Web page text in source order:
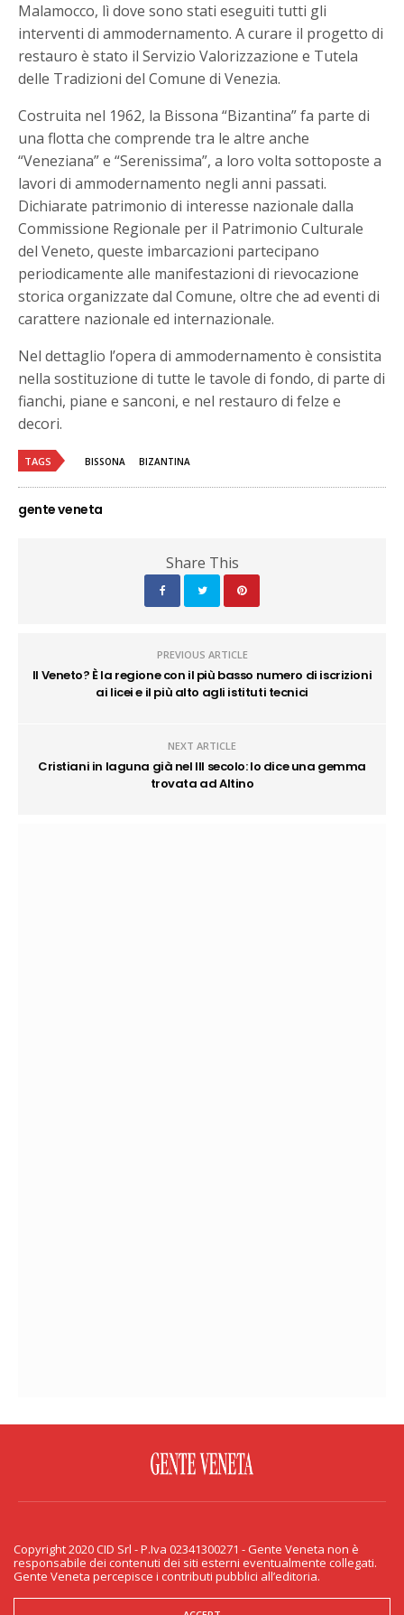
Malamocco, lì dove sono stati eseguiti tutti gli
interventi di ammodernamento. A curare il progetto di
restauro è stato il Servizio Valorizzazione e Tutela
delle Tradizioni del Comune di Venezia.
Costruita nel 1962, la Bissona “Bizantina” fa parte di
una flotta che comprende tra le altre anche
“Veneziana” e “Serenissima”, a loro volta sottoposte a
lavori di ammodernamento negli anni passati.
Dichiarate patrimonio di interesse nazionale dalla
Commissione Regionale per il Patrimonio Culturale
del Veneto, queste imbarcazioni partecipano
periodicamente alle manifestazioni di rievocazione
storica organizzate dal Comune, oltre che ad eventi di
carattere nazionale ed internazionale.
Nel dettaglio l’opera di ammodernamento è consistita
nella sostituzione di tutte le tavole di fondo, di parte di
fianchi, piane e sanconi, e nel restauro di felze e
decori.
TAGS BISSONA BIZANTINA
gente veneta
Share This
PREVIOUS ARTICLE
Il Veneto? È la regione con il più basso numero di iscrizioni
ai licei e il più alto agli istituti tecnici
NEXT ARTICLE
Cristiani in laguna già nel III secolo: lo dice una gemma
trovata ad Altino
PRIVACY & COOKIE
Copyright 2020 CID Srl - P.Iva 02341300271 - Gente Veneta non è responsabile
dei contenuti dei siti esterni eventualmente collegati. Gente Veneta percepisce
i contributi pubblici all’editoria.
Copyright 2020 CID Srl - P.Iva 02341300271 - Gente Veneta non è
responsabile dei contenuti dei siti esterni eventualmente collegati.
Gente Veneta percepisce i contributi pubblici all’editoria.